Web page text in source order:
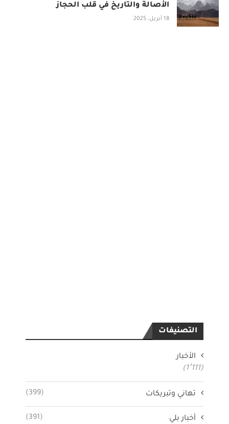
الأصالة والتاريخ في قلب الحجاز
18 أبريل، 2025
التصنيفات
الأخبار
(1٬111)
تهاني وتبريكات (399)
أخبار بلي (391)